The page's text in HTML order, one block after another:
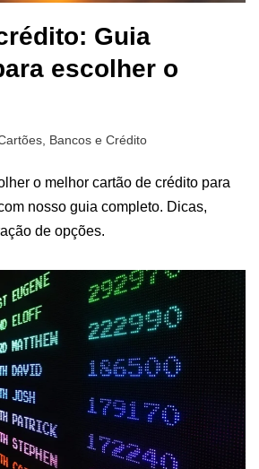
Guia
escolher o
Bancos e Crédito
o melhor cartão de crédito para
nosso guia completo. Dicas,
de opções.